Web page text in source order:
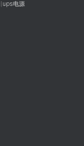
ups电源